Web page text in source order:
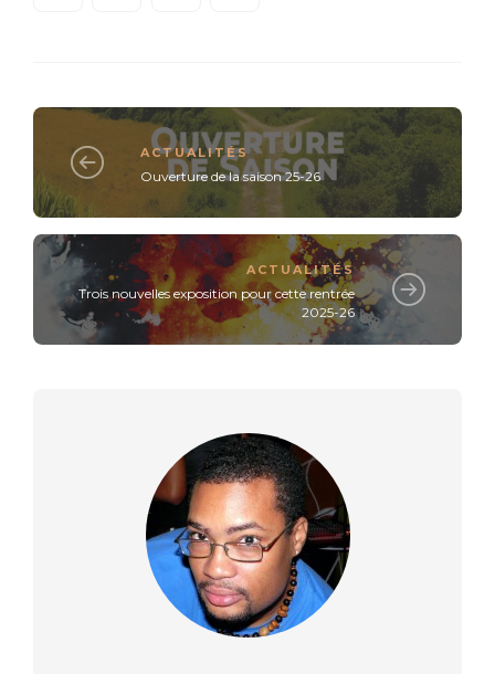
ACTUALITÉS
Ouverture de la saison 25-26
ACTUALITÉS
Trois nouvelles exposition pour cette rentrée
2025-26